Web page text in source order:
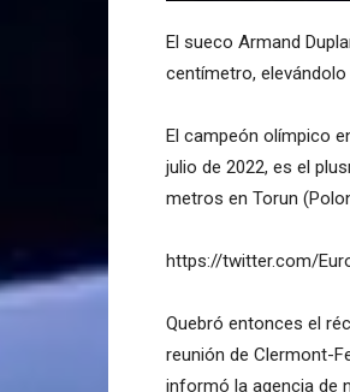
El sueco Armand
centímetro, elevándolo
El campeón olímpico
julio de 2022, es el
metros en Torun
https://twitter.com/
Quebró entonces el
reunión de Clermont-
informó la agencia de